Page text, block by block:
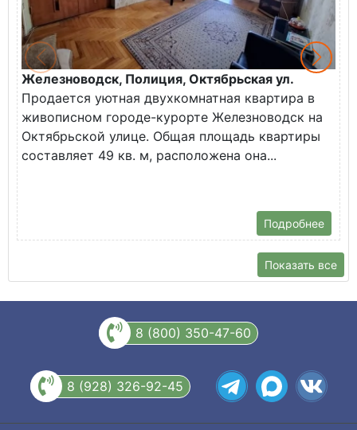
Железноводск, Полиция, Октябрьская ул.
Продается уютная двухкомнатная квартира в
живописном городе-курорте Железноводск на
Октябрьской улице. Общая площадь квартиры
составляет 49 кв. м, расположена она...
Подробнее
Показать все
8 (800) 350-47-60
8 (928) 326-92-45